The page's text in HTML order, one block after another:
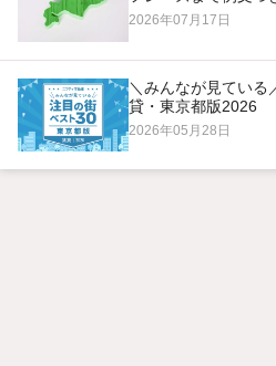
2026年07月17日
＼みんなが見ている
貸・東京都版2026
2026年05月28日